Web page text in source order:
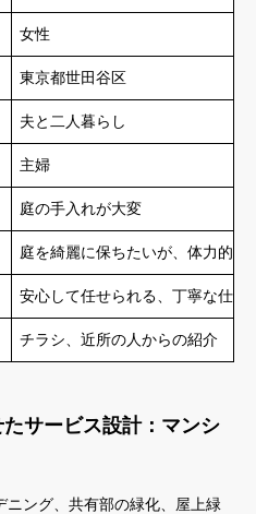
女性
東京都世田谷区
夫と二人暮らし
主婦
庭の手入れが大変
庭を綺麗に保ちたいが、体力的に
安心して任せられる、丁寧な仕事
チラシ、近所の人からの紹介
サービス設計：マンシ
ニング、共有部の緑化、屋上緑